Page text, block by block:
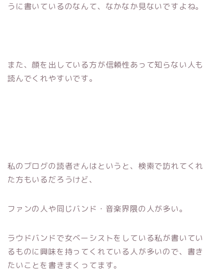
うに書いているのなんて、なかなか見ないですよね。
また、顔を出している方が信頼性あって知らない人も
読んでくれやすいです。
私のブログの読者さんはというと、検索で訪れてくれ
た方もいるだろうけど、
ファンの人や同じバンド・音楽界隈の人が多い。
ラウドバンドで女ベーシストをしている私が書いてい
るものに興味を持ってくれている人が多いので、書き
たいことを書きまくってます。